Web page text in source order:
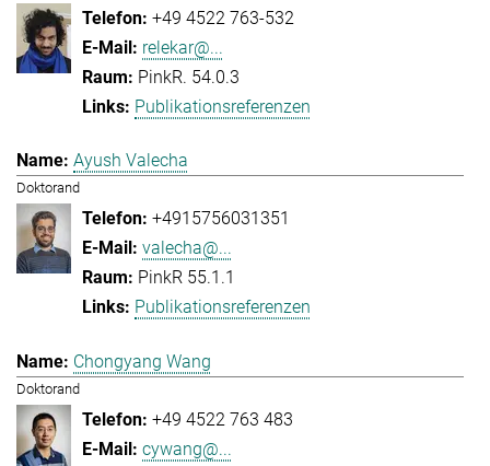
+49 4522 763-532
relekar@...
PinkR. 54.0.3
Publikationsreferenzen
Ayush Valecha
Doktorand
+4915756031351
valecha@...
PinkR 55.1.1
Publikationsreferenzen
Chongyang Wang
Doktorand
+49 4522 763 483
cywang@...